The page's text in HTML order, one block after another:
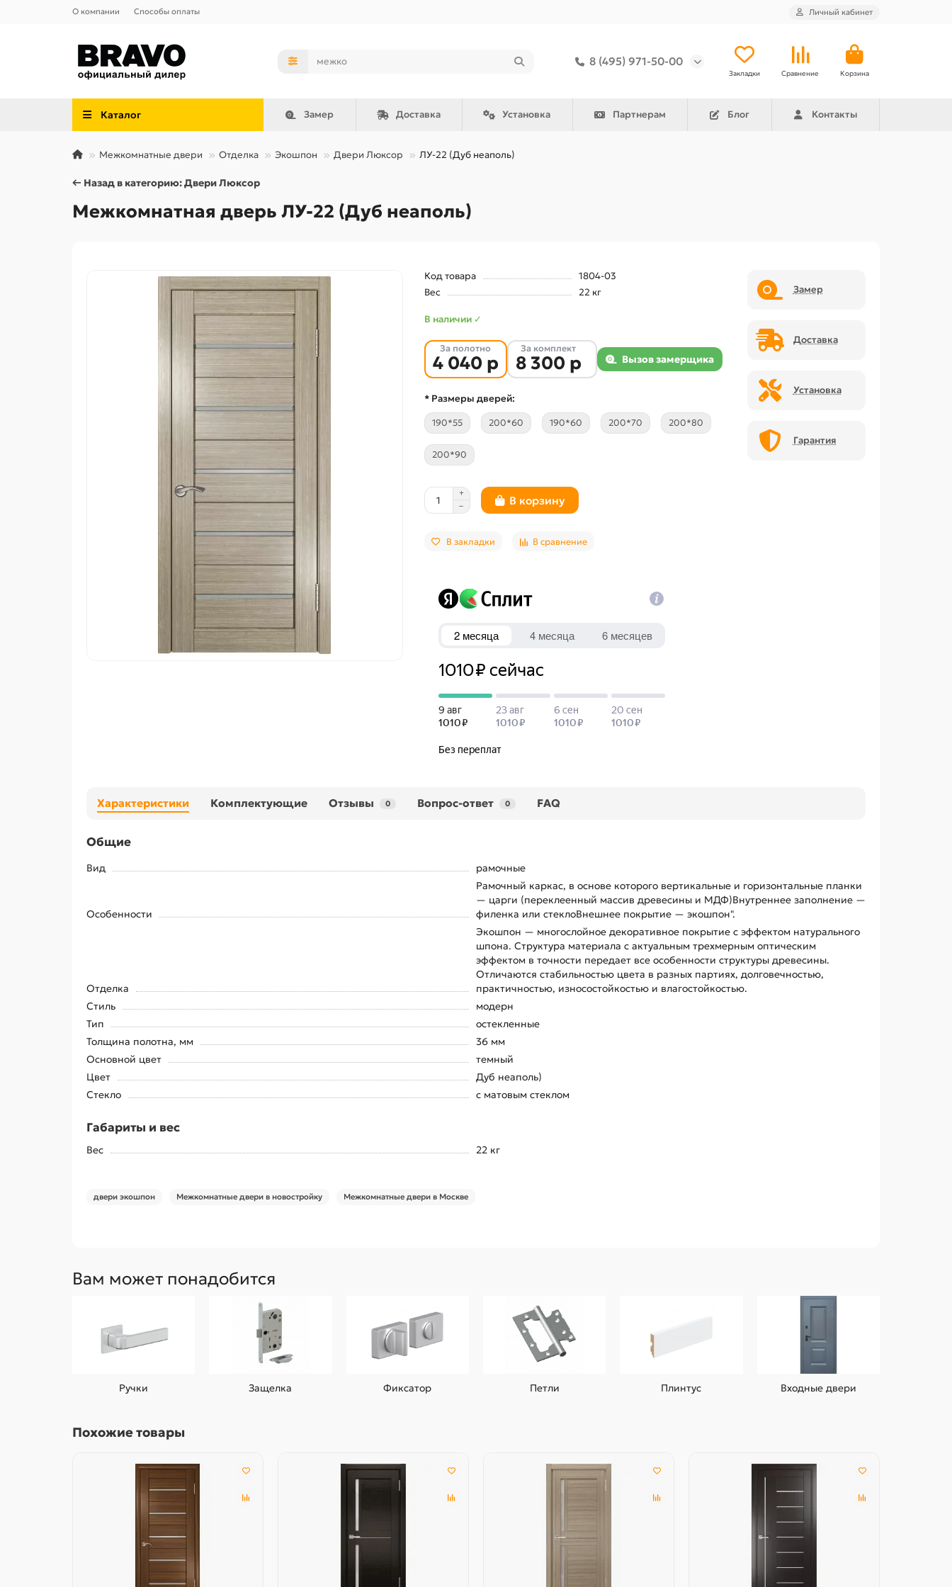
О компании Способы оплаты Личный кабинет
8 (495) 971-50-00
Закладки Сравнение Корзина
Каталог Замер Доставка Установка Партнерам Блог Контакты
Межкомнатные двери Отделка Экошпон Двери Люксор ЛУ-22 (Дуб неаполь)
← Назад в категорию: Двери Люксор
Межкомнатная дверь ЛУ-22 (Дуб неаполь)
Код товара
1804-03
Вес
22 кг
В наличии ✓
За полотно
4 040 р
За комплект
8 300 р Вызов замерщика
* Размеры дверей:
190*55 200*60 190*60 200*70 200*80
200*90
В корзину
В закладки В сравнение
Замер
Доставка
Установка
Гарантия
Характеристики Комплектующие Отзывы 0 Вопрос-ответ 0 FAQ
Общие
Вид рамочные
Особенности
Рамочный каркас, в основе которого вертикальные и горизонтальные планки
— царги (переклеенный массив древесины и МДФ)Внутреннее заполнение —
филенка или стеклоВнешнее покрытие — экошпон".
Отделка
Экошпон — многослойное декоративное покрытие с эффектом натурального
шпона. Структура материала с актуальным трехмерным оптическим
эффектом в точности передает все особенности структуры древесины.
Отличаются стабильностью цвета в разных партиях, долговечностью,
практичностью, износостойкостью и влагостойкостью.
Стиль
модерн
Тип
остекленные
Толщина полотна, мм
36 мм
Основной цвет
темный
Цвет
Дуб неаполь)
Стекло
c матовым стеклом
Габариты и вес
Вес 22 кг
двери экошпон Межкомнатные двери в новостройку Межкомнатные двери в Москве
Вам может понадобится
Ручки Защелка Фиксатор Петли Плинтус Входные двери
Похожие товары